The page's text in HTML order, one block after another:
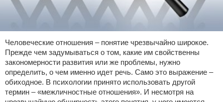
Человеческие отношения – понятие чрезвычайно широкое.
Прежде чем задумываться о том, какие им свойственны
закономерности развития или же проблемы, нужно
определить, о чем именно идет речь. Само это выражение –
обиходное. В психологии принято использовать другой
термин – «межличностные отношения». И несмотря на